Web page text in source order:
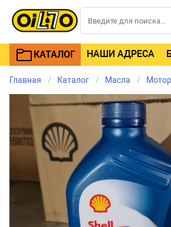
КАТАЛОГ НАШИ АДРЕСА
Главная Каталог Масла